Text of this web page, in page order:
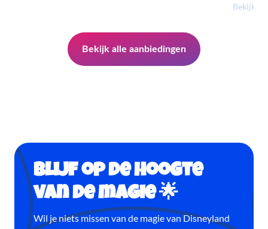
Bekijk
Bekijk alle aanbiedingen
Blijf op de hoogte
van de magie 🌟
Wil je niets missen van de magie van Disneyland